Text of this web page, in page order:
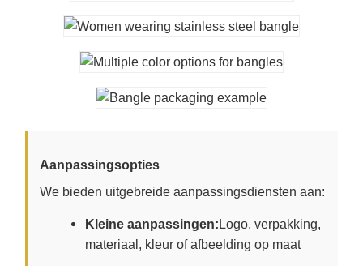
Aanpassingsopties
We bieden uitgebreide aanpassingsdiensten aan:
Kleine aanpassingen:Logo, verpakking,
materiaal, kleur of afbeelding op maat